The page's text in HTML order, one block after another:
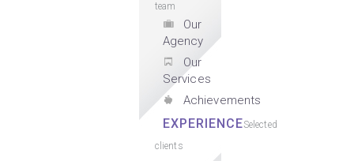
team
Our
Agency
Our
Services
Achievements
EXPERIENCESelected
clients